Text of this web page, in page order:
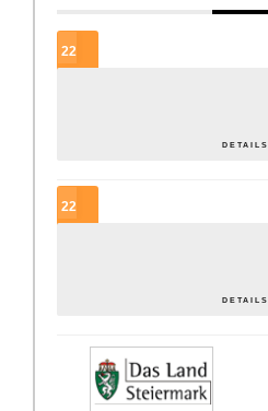
22
DETAILS
22
DETAILS